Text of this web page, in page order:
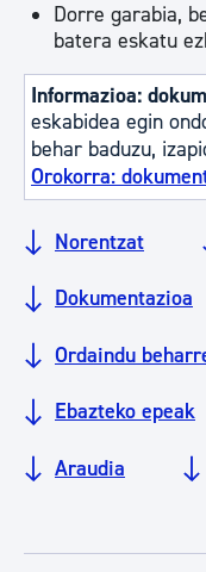
Dorre garabia,
batera eskatu
Informazioa:
eskabidea egin
behar baduzu,
Orokorra:
Norentzat
Dokumentazioa
Ordaindu
Ebazteko epeak
Araudia